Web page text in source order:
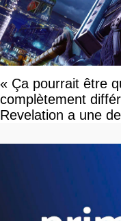
« Ça pourrait être
complètement
Revelation a une